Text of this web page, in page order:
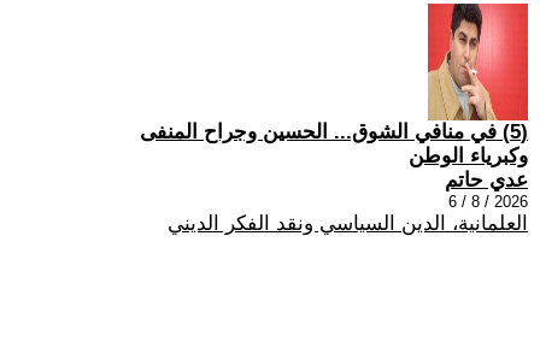
(5) في منافي الشوق... الحسين وجراح المنفى
وكبرياء الوطن
عدي حاتم
2026 / 8 / 6
العلمانية، الدين السياسي ونقد الفكر الديني